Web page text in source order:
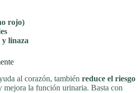
rojo)
y linaza
al corazón, también reduce el riesgo
mejora la función urinaria. Basta con